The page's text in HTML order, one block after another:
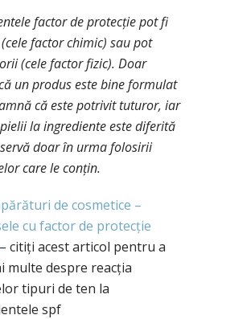
factor de protecție pot fi
factor chimic) sau pot
(cele factor fizic). Doar
un produs este bine formulat
că este potrivit tuturor, iar
la ingrediente este diferită
doar în urma folosirii
care le conțin.
de cosmetice –
cu factor de protecție
– citiți acest articol pentru a
multe despre reacția
tipuri de ten la
spf